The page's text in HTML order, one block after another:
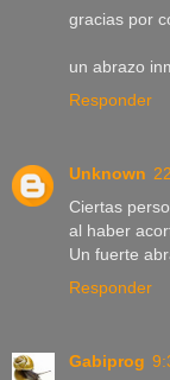
gracias por
un abrazo
Responder
Unknown
Ciertas
al haber
Un fuerte
Responder
Gabiprog